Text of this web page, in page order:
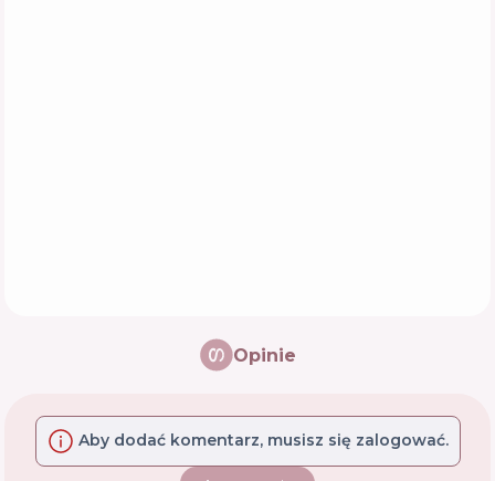
Opinie
Aby dodać komentarz, musisz się zalogować.